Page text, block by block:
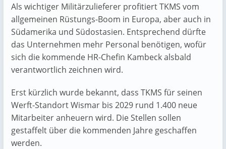
Als wichtiger Militärzulieferer profitiert TKMS vom
allgemeinen Rüstungs-Boom in Europa, aber auch in
Südamerika und Südostasien. Entsprechend dürfte
das Unternehmen mehr Personal benötigen, wofür
sich die kommende HR-Chefin Kambeck alsbald
verantwortlich zeichnen wird.
Erst kürzlich wurde bekannt, dass TKMS für seinen
Werft-Standort Wismar bis 2029 rund 1.400 neue
Mitarbeiter anheuern wird. Die Stellen sollen
gestaffelt über die kommenden Jahre geschaffen
werden.